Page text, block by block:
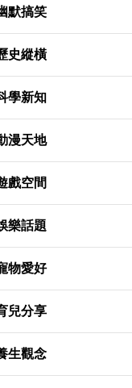
默搞笑
史縱橫
學新知
漫天地
戲空間
樂話題
物愛好
兒分享
生觀念